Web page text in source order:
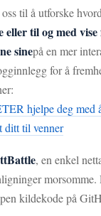
til å utforske
eller til og med
sinepå en mer
for å
hjelpe deg med
ditt til venner
, en enkel
kildekode på